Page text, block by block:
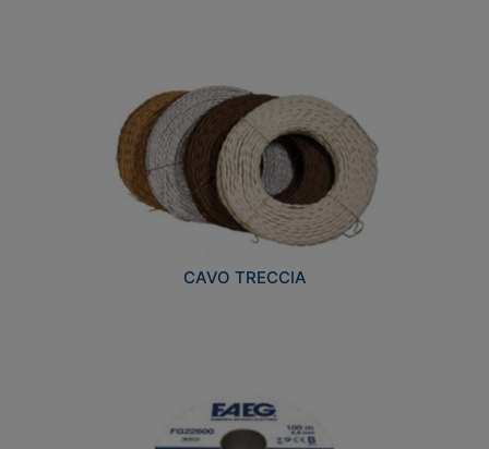
CAVO TRECCIA